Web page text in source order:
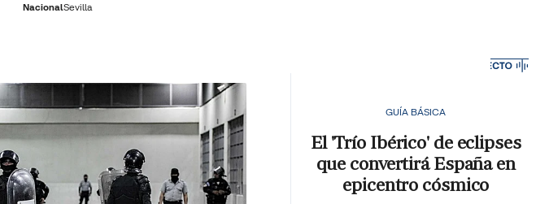
NacionalSevilla
GUÍA BÁSICA
El 'Trío Ibérico' de eclipses
que convertirá España en
epicentro cósmico